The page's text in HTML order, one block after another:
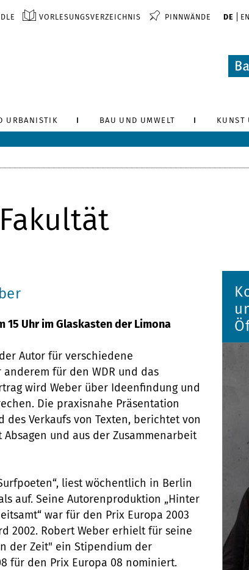
VORLESUNGSVERZEICHNIS PINNWÄNDE DE EN
URBANISTIK BAU UND UMWELT KUNST
15 Uhr im Glaskasten der Limona
Autor für verschiedene
für den WDR und das
wird Weber über Ideenfindung und
Die praxisnahe Präsentation
Verkaufs von Texten, berichtet von
und aus der Zusammenarbeit
liest wöchentlich in Berlin
auf. Seine Autorenproduktion „Hinter
war für den Prix Europa 2003
2002. Robert Weber erhielt für seine
der Zeit" ein Stipendium der
für den Prix Europa 08 nominiert.